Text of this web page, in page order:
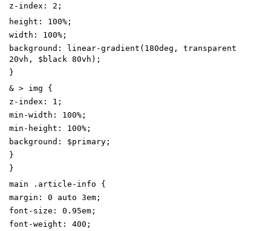
z-index : 2 ;
height : 100% ;
width : 100% ;
background : linear-gradient ( 180deg ,
transparent
20vh , $black 80vh ) ;
}
& > img
{
z-index : 1 ;
min-width : 100% ;
min-height : 100% ;
background : $primary ;
}
}
main
. article-info
{
margin : 0 auto 3em ;
font-size : 0 .95em ;
font-weight : 400 ;